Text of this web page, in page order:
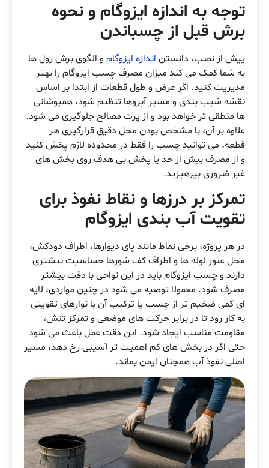
توجه به اندازه ایزوگام و نحوه
برش قبل از چسباندن
پیش از نصب، دانستن اندازه ایزوگام و الگوی برش رول ها
به شما کمک می کند میزان مصرف چسب ایزوگام را بهتر
مدیریت کنید. اگر عرض و طول قطعات از ابتدا بر اساس
نقشه شیب بندی و مسیر آبروها تنظیم شود، همپوشانی
ها منطقی تر خواهد بود و از پرت مصالح جلوگیری می شود.
علاوه بر آن، با مشخص بودن محل دقیق قرارگیری هر
قطعه، می توانید چسب را فقط در محدوده لازم پخش کنید
و از مصرف بیش از حد یا پخش بی هدف روی بخش های
غیر ضروری بپرهیزید.
تمرکز بر درزها و نقاط نفوذ برای
تقویت آب بندی ایزوگام
در هر پروژه، برخی نقاط مانند پای دیوارها، اطراف دودکش،
محل عبور لوله ها و اطراف کف شورها حساسیت بیشتری
دارند و چسب ایزوگام باید در این نواحی با دقت بیشتر
مصرف شود. معمولا توصیه می شود در چنین مواردی، لایه
ای کمی ضخیم تر از چسب یا ترکیب آن با نوارهای تقویتی
به کار رود تا در برابر حرکت های موضعی و تمرکز تنش،
مقاومت مناسب ایجاد شود. این دقت عمل باعث می شود
حتی اگر در بخش های کم اهمیت تر آسیبی رخ دهد، مسیر
اصلی نفوذ آب همچنان ایمن بماند.